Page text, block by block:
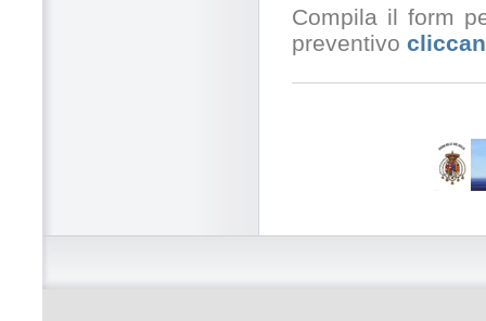
Compila il form
preventivo